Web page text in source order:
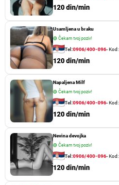
120 din/min
Usamljena u braku
🟢 Čekam tvoj poziv!
Tel:0906/400-096- Kod:
120 din/min
Napaljena Milf
🟢 Čekam tvoj poziv!
Tel:0906/400-096- Kod:
120 din/min
Nevina devojka
🟢 Čekam tvoj poziv!
Tel:0906/400-096- Kod:
120 din/min